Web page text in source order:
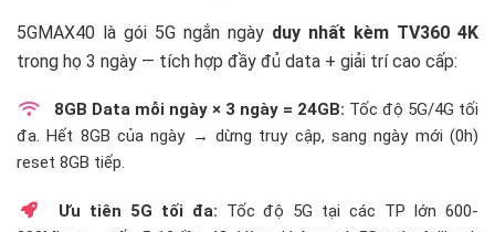
5GMAX40 là gói 5G ngắn ngày duy nhất kèm TV360 4K
trong họ 3 ngày — tích hợp đầy đủ data + giải trí cao cấp:
8GB Data mỗi ngày × 3 ngày = 24GB: Tốc độ 5G/4G tối
đa. Hết 8GB của ngày → dừng truy cập, sang ngày mới (0h)
reset 8GB tiếp.
Ưu tiên 5G tối đa: Tốc độ 5G tại các TP lớn 600-